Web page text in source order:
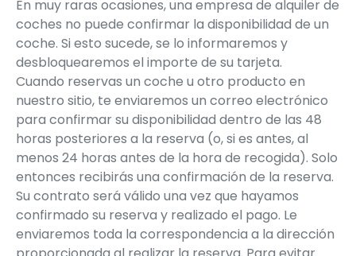
En muy raras ocasiones, una empresa de alquiler de
coches no puede confirmar la disponibilidad de un
coche. Si esto sucede, se lo informaremos y
desbloquearemos el importe de su tarjeta.
Cuando reservas un coche u otro producto en
nuestro sitio, te enviaremos un correo electrónico
para confirmar su disponibilidad dentro de las 48
horas posteriores a la reserva (o, si es antes, al
menos 24 horas antes de la hora de recogida). Solo
entonces recibirás una confirmación de la reserva.
Su contrato será válido una vez que hayamos
confirmado su reserva y realizado el pago. Le
enviaremos toda la correspondencia a la dirección